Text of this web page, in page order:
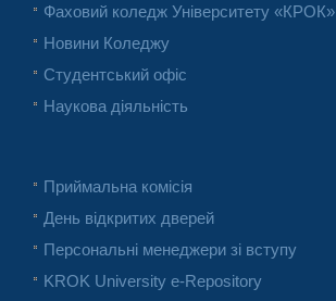
Фаховий коледж Університету «КРОК»
Новини Коледжу
Студентський офіс
Наукова діяльність
Приймальна комісія
День відкритих дверей
Персональні менеджери зі вступу
KROK University e-Repository